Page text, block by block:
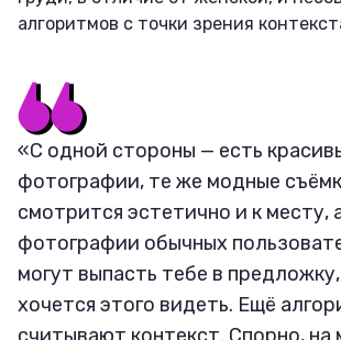
алгоритмов с точки зрения
«С одной стороны — есть
фотографии, те же модные
смотрится эстетично и к месту,
фотографии обычных
могут выпасть тебе в
хочется этого видеть. Ещё